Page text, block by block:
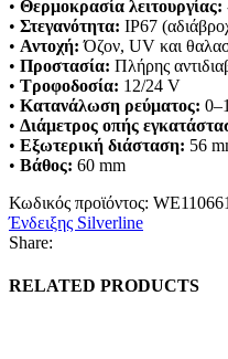
• Θερμοκρασία λειτουργίας:
• Στεγανότητα: IP67
• Αντοχή: Όζον, UV και
• Προστασία: Πλήρης
• Τροφοδοσία: 12/24 V
• Κατανάλωση ρεύματος:
• Διάμετρος οπής
• Εξωτερική διάσταση: 56
• Βάθος: 60 mm
Κωδικός προϊόντος: WE110661
Ένδειξης Silverline
Share:
RELATED PRODUCTS